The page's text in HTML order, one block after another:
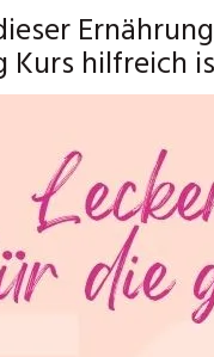
Kurs hilfreich